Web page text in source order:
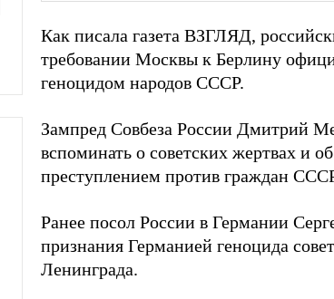
Как писала газета ВЗГЛЯД,
требовании Москвы к Берлину
геноцидом народов СССР.
Зампред Совбеза России Дмитрий
вспоминать о советских жертвах и
преступлением против граждан
Ранее посол России в Германии
признания Германией геноцида
Ленинграда.